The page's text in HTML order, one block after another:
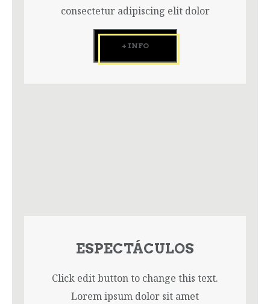
consectetur adipiscing elit dolor
+ INFO
ESPECTÁCULOS
Click edit button to change this text.
Lorem ipsum dolor sit amet